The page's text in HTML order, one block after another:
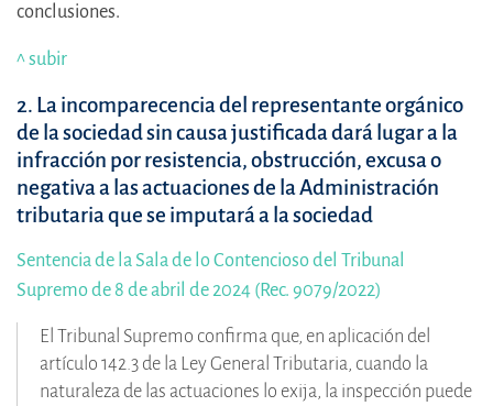
conclusiones.
^ subir
2. La incomparecencia del representante orgánico
de la sociedad sin causa justificada dará lugar a la
infracción por resistencia, obstrucción, excusa o
negativa a las actuaciones de la Administración
tributaria que se imputará a la sociedad
Sentencia de la Sala de lo Contencioso del Tribunal
Supremo de 8 de abril de 2024 (Rec. 9079/2022)
El Tribunal Supremo confirma que, en aplicación del
artículo 142.3 de la Ley General Tributaria, cuando la
naturaleza de las actuaciones lo exija, la inspección puede